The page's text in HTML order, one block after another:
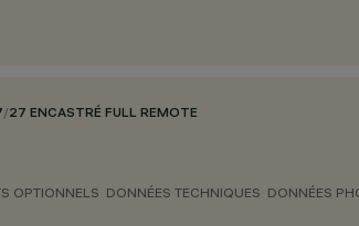
/27 ENCASTRÉ FULL REMOTE
OPTIONNELS DONNÉES TECHNIQUES DONNÉES